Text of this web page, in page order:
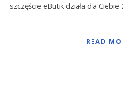
szczęście eButik działa dla
READ